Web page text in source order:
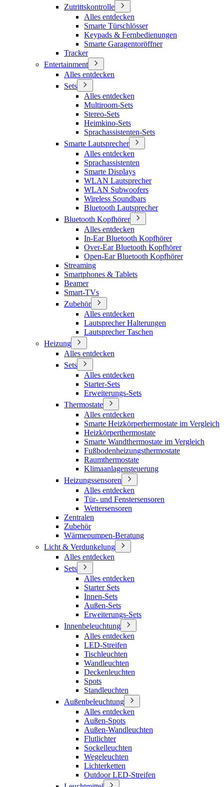
Zutrittskontrolle
Alles entdecken
Smarte Türschlösser
Keypads & Fernbedienungen
Smarte Garagentoröffner
Tracker
Entertainment
Alles entdecken
Sets
Alles entdecken
Multiroom-Sets
Stereo-Sets
Heimkino-Sets
Sprachassistenten-Sets
Smarte Lautsprecher
Alles entdecken
Sprachassistenten
Smarte Displays
WLAN Lautsprecher
WLAN Subwoofers
Wireless Soundbars
Bluetooth Lautsprecher
Bluetooth Kopfhörer
Alles entdecken
In-Ear Bluetooth Kopfhörer
Over-Ear Bluetooth Kopfhörer
Open-Ear Bluetooth Kopfhörer
Streaming
Smartphones & Tablets
Beamer
Smart-TVs
Zubehör
Alles entdecken
Lautsprecher Halterungen
Lautsprecher Taschen
Heizung
Alles entdecken
Sets
Alles entdecken
Starter-Sets
Erweiterungs-Sets
Thermostate
Alles entdecken
Smarte Heizkörperhermostate im Vergleich
Heizkörperthermostate
Smarte Wandthermostate im Vergleich
Fußbodenheizungsthermostate
Raumthermostate
Klimaanlagensteuerung
Heizungssensoren
Alles entdecken
Tür- und Fenstersensoren
Wettersensoren
Zentralen
Zubehör
Wärmepumpen-Beratung
Licht & Verdunkelung
Alles entdecken
Sets
Alles entdecken
Starter Sets
Innen-Sets
Außen-Sets
Erweiterungs-Sets
Innenbeleuchtung
Alles entdecken
LED-Streifen
Tischleuchten
Wandleuchten
Deckenleuchten
Spots
Standleuchten
Außenbeleuchtung
Alles entdecken
Außen-Spots
Außen-Wandleuchten
Flutlichter
Sockelleuchten
Wegeleuchten
Lichterketten
Outdoor LED-Streifen